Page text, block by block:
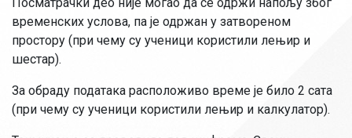
временских услова, па је одржан у затвореном
простору (при чему су ученици користили лењир и
шестар).
За обраду података расположиво време је било 2 сата
(при чему су ученици користили лењир и калкулатор).